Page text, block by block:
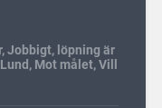
,Jobbigt, löpning är
, Mot målet,Vill